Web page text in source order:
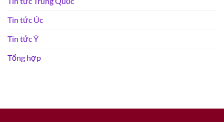
Tin tức Úc
Tin tức Ý
Tổng hợp